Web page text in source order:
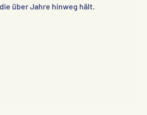
über Jahre hinweg hält.